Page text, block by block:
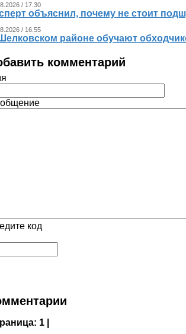
/ 17.30
объяснил, почему не стоит
/ 16.55
районе обучают
комментарий
код
1 |